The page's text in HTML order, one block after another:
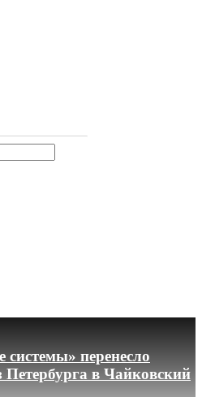
перенесло
Петербурга в Чайковский